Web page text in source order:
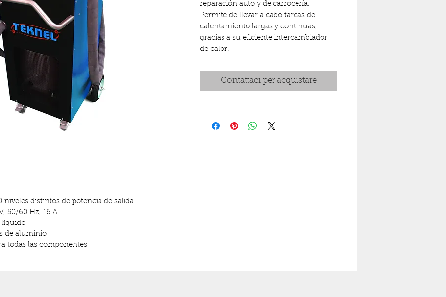
reparación auto y de carrocería.
Permite de llevar a cabo tareas de
calentamiento largas y continuas,
gracias a su eficiente intercambiador
de calor.
Contattaci per acquistare
niveles distintos de potencia de salida
50/60 Hz, 16 A
líquido
de aluminio
todas las componentes